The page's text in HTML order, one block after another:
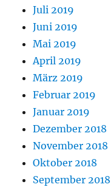
Juli 2019
Juni 2019
Mai 2019
April 2019
März 2019
Februar 2019
Januar 2019
Dezember 2018
November 2018
Oktober 2018
September 2018